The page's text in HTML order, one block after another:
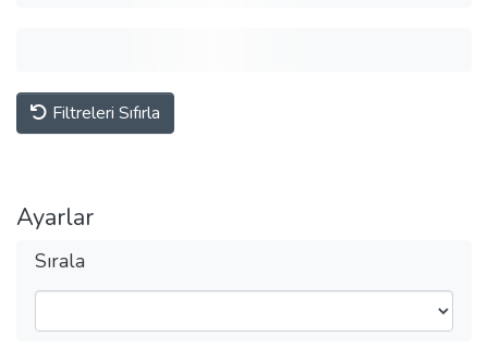
Filtreleri Sıfırla
Ayarlar
Sırala